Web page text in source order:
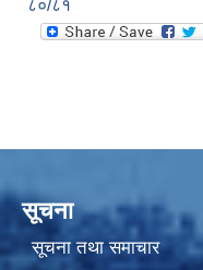
८०/८१
सूचना
सूचना तथा समाचार